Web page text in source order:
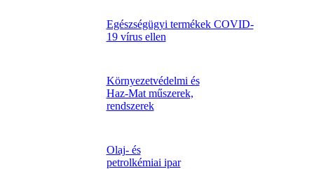
Egészségügyi termékek COVID-
19 vírus ellen
Környezetvédelmi és
Haz-Mat műszerek,
rendszerek
Olaj- és
petrolkémiai ipar